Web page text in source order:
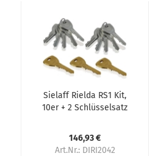
Sielaff Rielda RS1 Kit,
10er + 2 Schlüsselsatz
146,93 €
Art.Nr.: DIRI2042